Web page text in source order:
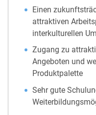
Einen
attraktiven
interkulturellen
Zugang zu
Angeboten und
Produktpalette
Sehr gute